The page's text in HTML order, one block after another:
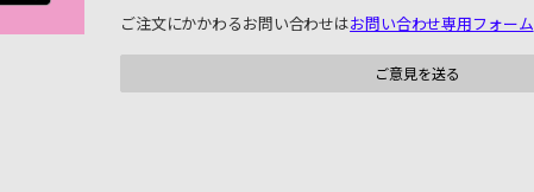
ご注文にかかわるお問い合わせはお問い合わせ専用フォーム